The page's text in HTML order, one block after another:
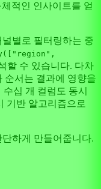
적인 인사이트를 얻
별로 필터링하는 중
할 수 있습니다. 다차
순서는 결과에 영향을
십 개 컬럼도 동시
기반 알고리즘으로
하게 만들어줍니다.